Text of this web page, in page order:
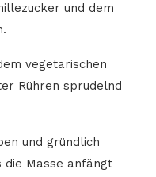
und dem
vegetarischen
Rühren sprudelnd
und gründlich
die Masse anfängt